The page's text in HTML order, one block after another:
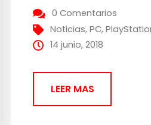
seguidores de la famosa
llevan esperando con
desde hace años. Para
0 Comentarios
Noticias,PC,
14 junio, 2018
LEER MAS